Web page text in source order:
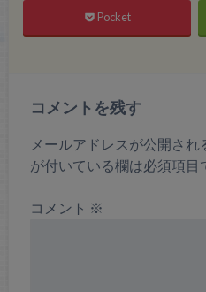
Pocket
コメントを残す
メールアドレスが公開され
が付いている欄は必須項目
コメント ※